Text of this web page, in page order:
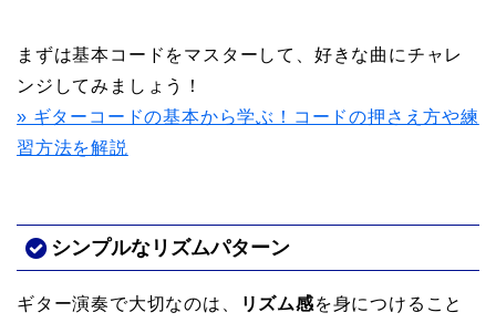
まずは基本コードをマスターして、好きな曲にチャレ
ンジしてみましょう！
» ギターコードの基本から学ぶ！コードの押さえ方や練
習方法を解説
シンプルなリズムパターン
ギター演奏で大切なのは、 リズム感を身につけること